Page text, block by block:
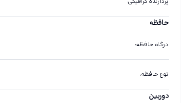
حافظه
درگاه حافظه:
نوع حافظه:
دوربین